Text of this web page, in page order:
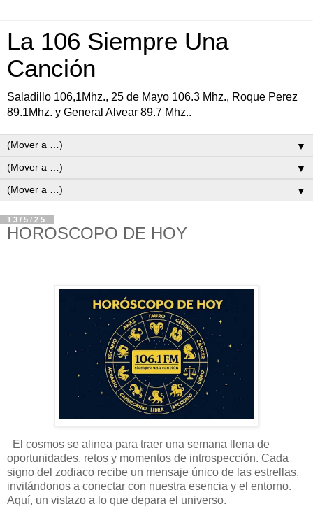
La 106 Siempre Una
Canción
Saladillo 106,1Mhz., 25 de Mayo 106.3 Mhz., Roque Perez
89.1Mhz. y General Alvear 89.7 Mhz..
▼
▼
▼
13/5/25
HOROSCOPO DE HOY
El cosmos se alinea para traer una semana llena de
oportunidades, retos y momentos de introspección. Cada
signo del zodiaco recibe un mensaje único de las estrellas,
invitándonos a conectar con nuestra esencia y el entorno.
Aquí, un vistazo a lo que depara el universo.